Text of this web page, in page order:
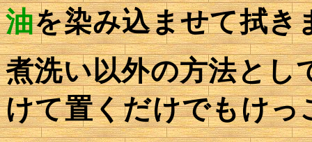
油を染み込ませて拭き
煮洗い以外の方法と
けて置くだけでもけっ